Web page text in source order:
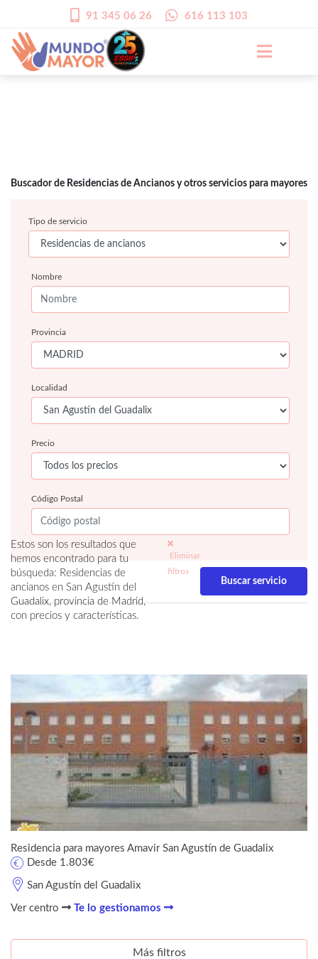
91 345 06 26 616 113 103
Buscador de Residencias de Ancianos y otros servicios para mayores
Tipo de servicio
Nombre
Provincia
Localidad
Precio
Código Postal
Estos son los resultados que
hemos encontrado para tu
búsqueda: Residencias de
ancianos en San Agustín del
Guadalix, provincia de Madrid,
con precios y características.
Eliminar
filtros
Residencia para mayores Amavir San Agustín de Guadalix
San Agustín del Guadalix
Desde 1.803€
Ver centro Te lo gestionamos
Más filtros